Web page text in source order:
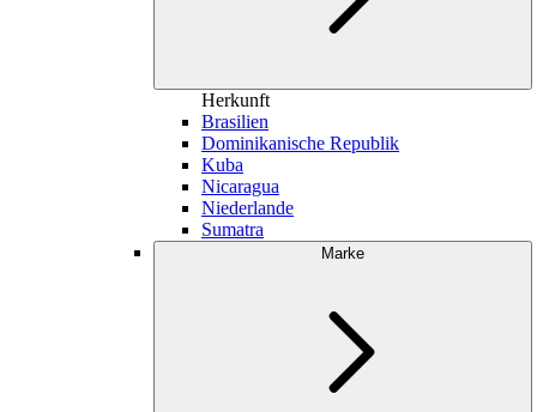
Herkunft
Brasilien
Dominikanische Republik
Kuba
Nicaragua
Niederlande
Sumatra
Marke